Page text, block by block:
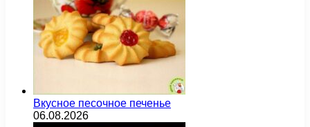
Вкусное песочное печенье
06.08.2026